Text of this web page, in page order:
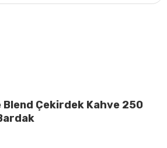
Çekirdek Kahve 250